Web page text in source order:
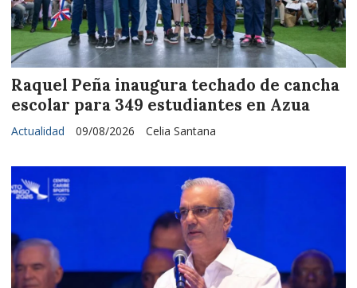
Raquel Peña inaugura techado de cancha
escolar para 349 estudiantes en Azua
Celia Santana
Actualidad 09/08/2026